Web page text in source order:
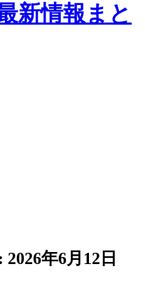
新情報まと
2026年6月12日